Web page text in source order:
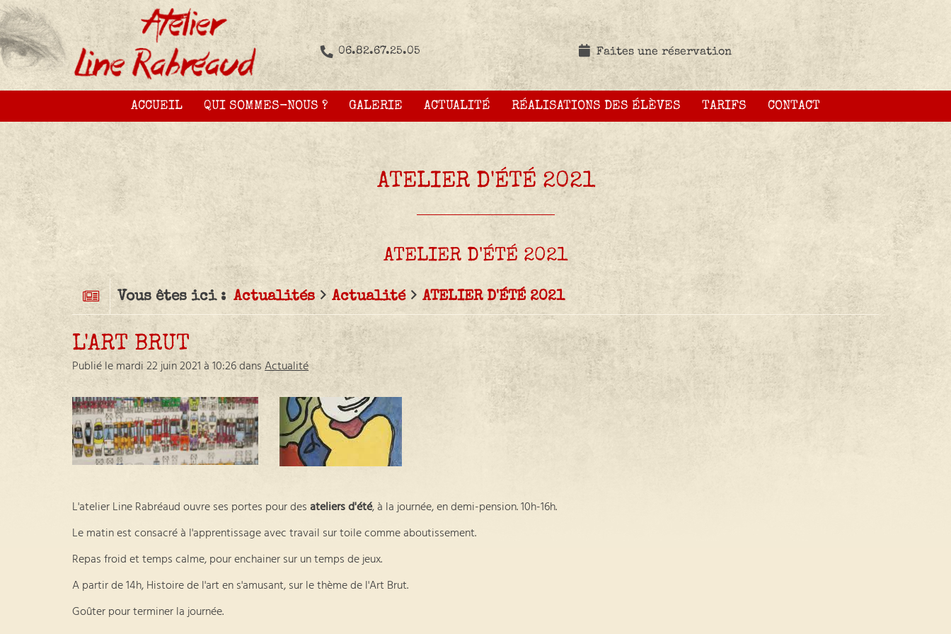
06.82.67.25.05 Faites une réservation
ACCUEIL QUI SOMMES-NOUS ? GALERIE ACTUALITÉ RÉALISATIONS DES ÉLÈVES TARIFS CONTACT
ATELIER D'ÉTÉ 2021
Vous êtes ici : Actualités Actualité ATELIER D'ÉTÉ 2021
L'ART BRUT
Publié le mardi 22 juin 2021 à 10:26 dansActualité
L'atelier Line Rabréaud ouvre ses portes pour desateliers d'été, à la journée, en demi-pension. 10h-16h.
Le matin est consacré à l'apprentissage avec travail sur toile comme aboutissement.
Repas froid et temps calme, pour enchainer sur un temps de jeux.
A partir de 14h, Histoire de l'art en s'amusant, sur le thème de l'Art Brut.
Goûter pour terminer la journée.
ATELIER D'ÉTÉ 2021